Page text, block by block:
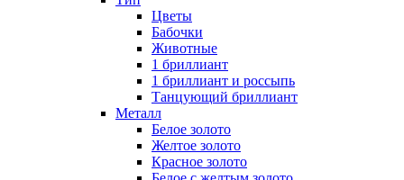
Цветы
Бабочки
Животные
1 бриллиант
1 бриллиант и россыпь
Танцующий бриллиант
Металл
Белое золото
Желтое золото
Красное золото